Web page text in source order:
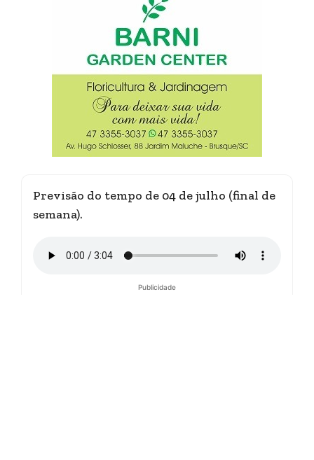
Previsão do tempo de 04 de julho (final de
semana).
Publicidade